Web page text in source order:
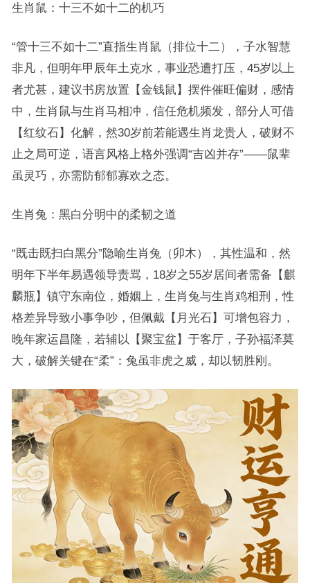
生肖鼠：十三不如十二的机巧
“管十三不如十二”直指生肖鼠（排位十二），子水智慧
非凡，但明年甲辰年土克水，事业恐遭打压，45岁以上
者尤甚，建议书房放置【金钱鼠】摆件催旺偏财，感情
中，生肖鼠与生肖马相冲，信任危机频发，部分人可借
【红纹石】化解，然30岁前若能遇生肖龙贵人，破财不
止之局可逆，语言风格上格外强调“吉凶并存”——鼠辈
虽灵巧，亦需防郁郁寡欢之态。
生肖兔：黑白分明中的柔韧之道
“既击既扫白黑分”隐喻生肖兔（卯木），其性温和，然
明年下半年易遇领导责骂，18岁之55岁居间者需备【麒
麟瓶】镇守东南位，婚姻上，生肖兔与生肖鸡相刑，性
格差异导致小事争吵，但佩戴【月光石】可增包容力，
晚年家运昌隆，若辅以【聚宝盆】于客厅，子孙福泽莫
大，破解关键在“柔”：兔虽非虎之威，却以韧胜刚。